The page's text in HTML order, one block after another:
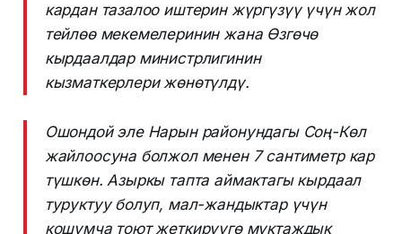
кардан тазалоо иштерин жүргүзүү үчүн жол
тейлөө мекемелеринин жана Өзгөчө
кырдаалдар министрлигинин
кызматкерлери жөнөтүлдү.
Ошондой эле Нарын районундагы Соң-Көл
жайлоосуна болжол менен 7 сантиметр кар
түшкөн. Азыркы тапта аймактагы кырдаал
туруктуу болуп, мал-жандыктар үчүн
кошумча тоют жеткирүүгө муктаждык